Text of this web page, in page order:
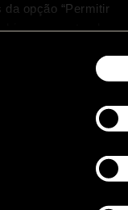
opção “Permitir
nossa
Política de